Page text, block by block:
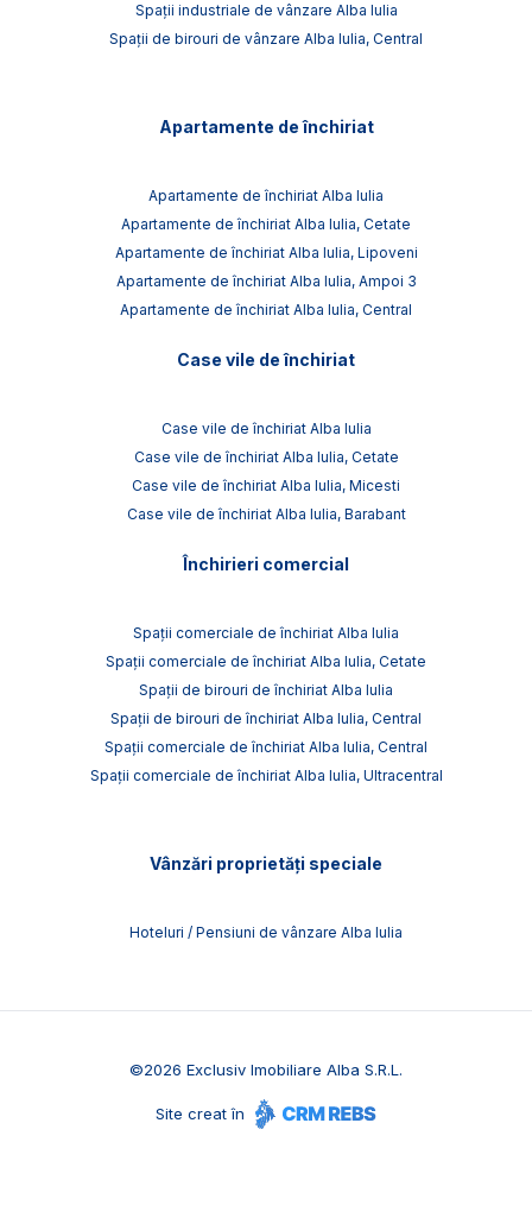
Spații industriale de vânzare Alba Iulia
Spații de birouri de vânzare Alba Iulia, Central
Apartamente de închiriat
Apartamente de închiriat Alba Iulia
Apartamente de închiriat Alba Iulia, Cetate
Apartamente de închiriat Alba Iulia, Lipoveni
Apartamente de închiriat Alba Iulia, Ampoi 3
Apartamente de închiriat Alba Iulia, Central
Case vile de închiriat
Case vile de închiriat Alba Iulia
Case vile de închiriat Alba Iulia, Cetate
Case vile de închiriat Alba Iulia, Micesti
Case vile de închiriat Alba Iulia, Barabant
Închirieri comercial
Spații comerciale de închiriat Alba Iulia
Spații comerciale de închiriat Alba Iulia, Cetate
Spații de birouri de închiriat Alba Iulia
Spații de birouri de închiriat Alba Iulia, Central
Spații comerciale de închiriat Alba Iulia, Central
Spații comerciale de închiriat Alba Iulia, Ultracentral
Vânzări proprietăți speciale
Hoteluri / Pensiuni de vânzare Alba Iulia
©2026 Exclusiv Imobiliare Alba S.R.L.
Site creat în